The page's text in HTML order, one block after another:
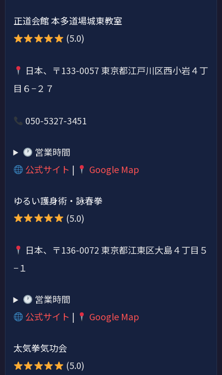
正道会館 本多道場城東教室
(5.0)
日本、〒133-0057 東京都江戸川区西小岩４丁
目６−２７
050-5327-3451
営業時間
公式サイト | Google Map
ゆるい護身術・詠春拳
(5.0)
日本、〒136-0072 東京都江東区大島４丁目５
−１
営業時間
公式サイト | Google Map
太気拳気功会
(5.0)